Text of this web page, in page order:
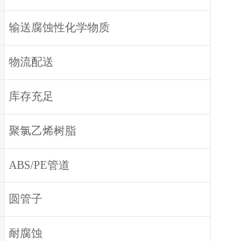
输送腐蚀性化学物质
物流配送
库存充足
聚氯乙烯树脂
ABS/PE管道
圆管子
耐腐蚀